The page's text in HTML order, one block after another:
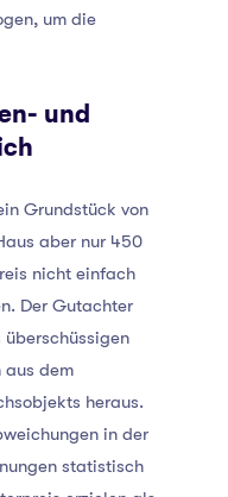
um die
und
Grundstück von
aber nur 450
nicht einfach
Der Gutachter
aus dem
heraus.
in der
statistisch